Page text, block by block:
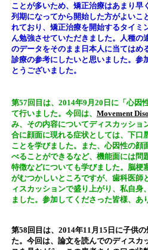
ことが多いため、矯正治療はあまり早
列期になってから開始した方がよいこ
れており、矯正治療を開始するタイミ
ん勉強させていただきました。人種の
のデータをそのまま日本人に当てはめ
診療の参考にしたいと思いました。参
とうございました。
第57回目は、2014年9月20日に「心因
て行いました。今回は、 Movement
み、その内容についてディスカッショ
合に顔面に現れる症状としては、下口
ことを学びました。また、心因性の顔
べることができるなど、機能面には問
特徴などについても学びました。脳梗
がむつかしいところですが、歯科医師
ィスカッションで盛り上がり、私自身
ました。参加してくださった皆様、あ
第58回目は、2014年11月15日に子供
た。今回は、論文を読んでのディスカ